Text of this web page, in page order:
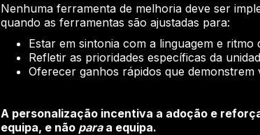
Nenhuma ferramenta de melhoria deve ser
quando as ferramentas são ajustadas para:
Estar em sintonia com a linguagem e
Refletir as prioridades específicas da
Oferecer ganhos rápidos que demonstrem
A personalização incentiva a adoção e
equipa, e não para a equipa.